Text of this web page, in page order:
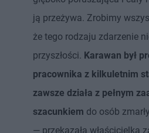
ją przeżywa. Zrobimy
że tego rodzaju zdarzenie
przyszłości. Karawan był
pracownika z kilkuletnim
zawsze działa z pełnym
szacunkiem do osób
— przekazała właścicielka